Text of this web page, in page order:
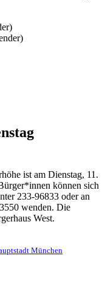
ist am Dienstag, 11.
können sich
233-96833 oder an
wenden. Die
West.
München